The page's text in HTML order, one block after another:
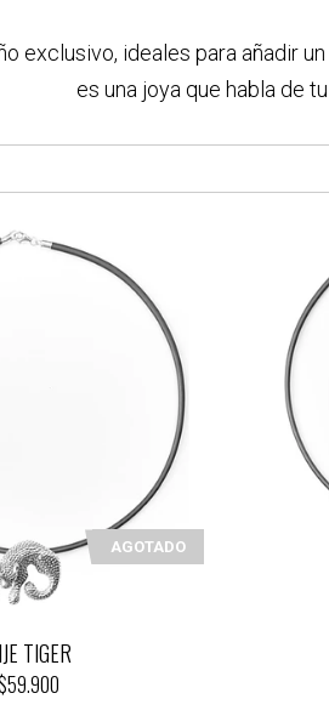
exclusivo, ideales para añadir
es una joya que habla de
AGOTADO
TIGER